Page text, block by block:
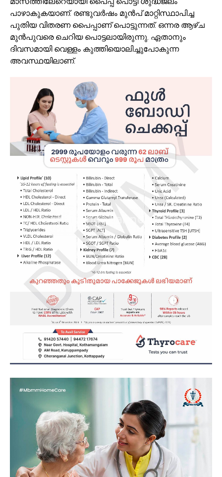
പാഴാകുകയാണ്. രണ്ടുവര്‍ഷം മുന്‍പ് മാറ്റിസ്ഥാപിച്ച
പുതിയ വിതരണ പൈപ്പാണ് പൊട്ടുന്നത്. ഒന്നര ആഴ്ച
മുന്‍പുവരെ ചെറിയ പൊട്ടലായിരുന്നു. ഏതാനും
ദിവസമായി വെള്ളം കുത്തിയൊലിച്ചുപോകുന്ന
അവസ്ഥയിലാണ്.